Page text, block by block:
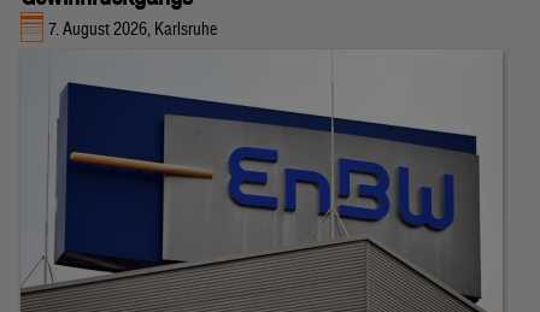
7. August 2026, Karlsruhe